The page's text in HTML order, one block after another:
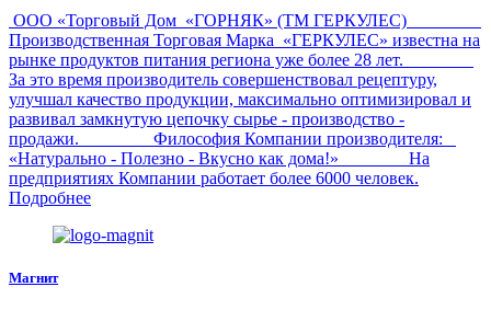
ООО «Торговый Дом «ГОРНЯК» (ТМ ГЕРКУЛЕС)
Производственная Торговая Марка «ГЕРКУЛЕС» известна на
рынке продуктов питания региона уже более 28 лет.
За это время производитель совершенствовал рецептуру,
улучшал качество продукции, максимально оптимизировал и
развивал замкнутую цепочку сырье - производство -
продажи. Философия Компании производителя:
«Натурально - Полезно - Вкусно как дома!» На
предприятиях Компании работает более 6000 человек.
Подробнее
Магнит